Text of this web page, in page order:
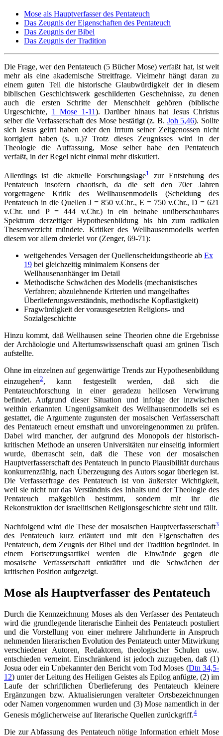
Mose als Hauptverfasser des Pentateuch
Das Zeugnis der Eigenschaften des Pentateuch
Das Zeugnis der Bibel
Das Zeugnis der Tradition
Die Frage, wer den Pentateuch (5 Bücher Mose) verfaßt hat, ist weit
mehr als eine akademische Streitfrage. Vielmehr hängt daran zu
einem guten Teil die historische Glaubwürdigkeit der in diesem
biblischen Geschichtswerk geschilderten Geschehnisse, zu denen
auch die ersten Schritte der Menschheit gehören (biblische
Urgeschichte, 1 Mose 1-11). Darüber hinaus hat Jesus Christus
selber die Verfasserschaft des Mose bestätigt (z. B. Joh 5,46). Sollte
sich Jesus geirrt haben oder den Irrtum seiner Zeitgenossen nicht
korrigiert haben (s. u.)? Trotz dieses Zeugnisses wird in der
Theologie die Auffassung, Mose selber habe den Pentateuch
verfaßt, in der Regel nicht einmal mehr diskutiert.
Allerdings ist die aktuelle Forschungslage1zur Entstehung des
Pentateuch insofern chaotisch, da die seit den 70er Jahren
vorgetragene Kritik des Wellhausenmodells (Scheidung des
Pentateuch in die Quellen J = 850 v.Chr., E = 750 v.Chr., D = 621
v.Chr. und P = 444 v.Chr.) in ein beinahe unüberschaubares
Spektrum derzeitiger Hypothesenbildung bis hin zum radikalen
Thesenverzicht mündete. Kritiker des Wellhausenmodells werfen
diesem vor allem dreierlei vor (Zenger, 69-71):
weitgehendes Versagen der Quellenscheidungstheorie ab Ex
19 bei gleichzeitig minimalem Konsens der
Wellhausenanhänger im Detail
Methodische Schwächen des Modells (mechanistisches
Verfahren; abzulehnende Kriterien und mangelhaftes
Überlieferungsverständnis, methodische Kopflastigkeit)
Fragwürdigkeit der vorausgesetzten Religions- und
Sozialgeschichte
Hinzu kommt, daß Wellhausen seine Theorien ohne die Ergebnisse
der Archäologie und Altertumswissenschaft quasi am grünen Tisch
aufstellte.
Ohne im einzelnen auf gegenwärtige Trends zur Hypothesenbildung
einzugehen2, kann festgestellt werden, daß sich die
Pentateuchforschung in einer geradezu heillosen Verwirrung
befindet. Aufgrund dieser Situation und infolge der inzwischen
weithin erkannten Ungenügsamkeit des Wellhausenmodells sei es
gestattet, die Argumente zugunsten der mosaischen Verfasserschaft
des Pentateuch erneut ernsthaft und unvoreingenommen zu prüfen.
Dabei wird mancher, der aufgrund des Monopols der historisch-
kritischen Methode an unseren Universitäten nur einseitig informiert
wurde, überrascht sein, daß die These von der mosaischen
Hauptverfasserschaft des Pentateuch in puncto Plausibilität durchaus
konkurrenzfähig, nach Überzeugung des Autors sogar überlegen ist.
Die Verfasserfrage des Pentateuch ist von äußerster Wichtigkeit,
weil sie nicht nur das Verständnis des Inhalts und der Theologie des
Pentateuch maßgeblich bestimmt, sondern mit ihr die
Rekonstruktion der israelitischen Religionsgeschichte steht und fällt.
Nachfolgend wird die These der mosaischen Hauptverfasserschaft3
des Pentateuch kurz erläutert und mit den Eigenschaften des
Pentateuch, dem Zeugnis der Bibel und der Tradition begründet. In
einem Fortsetzungsartikel werden die Einwände gegen die
mosaische Verfasserschaft entkräftet und die Schwächen der
kritischen Position aufgezeigt.
Mose als Hauptverfasser des Pentateuch
Durch die Kennzeichnung Moses als den Verfasser des Pentateuch
wird die grundlegende literarische Einheit des Pentateuch postuliert
und die Vorstellung von einer mehrere Jahrhunderte in Anspruch
nehmenden literarischen Evolution des Pentateuch unter Mitwirkung
verschiedener Autoren, Redaktoren, theologischer Schulen usw.
entschieden verneint. Einschränkend ist jedoch zuzugeben, daß (1)
Josua oder ein Unbekannter den Bericht vom Tod Moses (Dtn 34,5-
12) unter der Leitung des Heiligen Geistes als Epilog anfügte, (2) im
Laufe der schriftlichen Überlieferung des Pentateuch kleinere
Ergänzungen bzw. Aktualisierungen veralteter Ortsbezeichnungen
oder Namen vorgenommen wurden und (3) Mose namentlich in der
Genesis möglicherweise auf literarische Quellen zurückgriff.4
Die zur Abfassung des Pentateuch nötige Information erhielt Mose